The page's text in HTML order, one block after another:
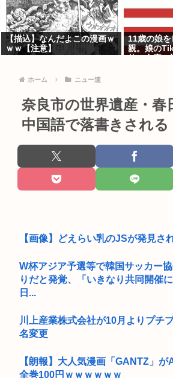
【描込】なんだよこの漫画ｗ
ｗｗ【注意】
11歳の娘
親。娘の
ホーム ニュー速
奈良市の世界遺産・春
中国語で落書きされる
【画像】どえらい乳のJSが発見さ
W杯アジア予選等で韓国サッカー
りだと発覚、「いきなり共同開催
日...
川上産業株式会社が10月よりプチ
名変更
【朗報】大人気漫画「GANTZ」
全巻100円ｗｗｗｗｗｗ